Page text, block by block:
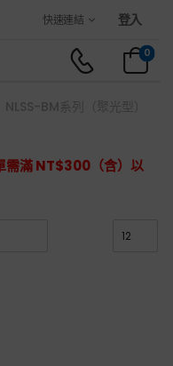
快速連結 登入
0
需滿 NT$300（含）以